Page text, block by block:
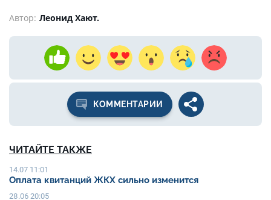
Автор: Леонид Хают.
КОММЕНТАРИИ
ЧИТАЙТЕ ТАКЖЕ
14.07 11:01
Оплата квитанций ЖКХ сильно изменится
28.06 20:05